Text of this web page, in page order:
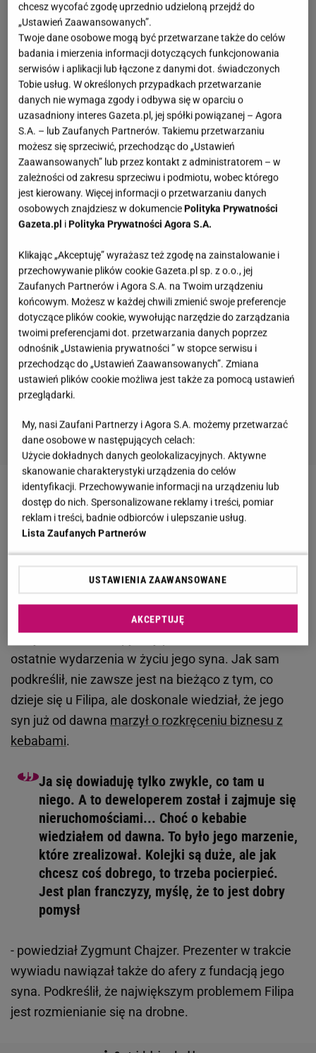
Zobacz wideo Kebab u Chajzera i energetyki od
Buddy? Zrobiliśmy ich test!
Zygmunt Chajzer skomentował sprawę z aferą w
fundacji syna. "Dziwne rzeczy się działy"
odwiedził ostatnio Andrzeja
ostatnie wydarzenia w życiu jego syna. Jak sam
podkreślił, nie zawsze jest na bieżąco z tym, co
dzieje się u Filipa, ale doskonale wiedział, że jego
syn już od dawna marzył o rozkręceniu biznesu z
kebabami.
Ja się dowiaduję tylko zwykle, co tam u
niego. A to deweloperem został i zajmuje się
nieruchomościami... Choć o kebabie
wiedziałem od dawna. To było jego marzenie,
które zrealizował. Kolejki są duże, ale jak
chcesz coś dobrego, to trzeba pocierpieć.
Jest plan franczyzy, myślę, że to jest dobry
pomysł
- powiedział Zygmunt Chajzer. Prezenter w trakcie
wywiadu nawiązał także do afery z fundacją jego
syna. Podkreślił, że największym problemem Filipa
jest rozmienianie się na drobne.
chcesz wycofać zgodę uprzednio udzieloną przejdź do
„Ustawień Zaawansowanych”.
Twoje dane osobowe mogą być przetwarzane także do celów
badania i mierzenia informacji dotyczących funkcjonowania
serwisów i aplikacji lub łączone z danymi dot. świadczonych
Tobie usług. W określonych przypadkach przetwarzanie
danych nie wymaga zgody i odbywa się w oparciu o
uzasadniony interes Gazeta.pl, jej spółki powiązanej – Agora
S.A. – lub Zaufanych Partnerów. Takiemu przetwarzaniu
możesz się sprzeciwić, przechodząc do „Ustawień
Zaawansowanych” lub przez kontakt z administratorem – w
zależności od zakresu sprzeciwu i podmiotu, wobec którego
jest kierowany. Więcej informacji o przetwarzaniu danych
osobowych znajdziesz w dokumenciePolityka Prywatności
Gazeta.pl iPolityka Prywatności Agora S.A.
Klikając „Akceptuję” wyrażasz też zgodę na zainstalowanie i
przechowywanie plików cookie Gazeta.pl sp. z o.o., jej
Zaufanych Partnerów i Agora S.A. na Twoim urządzeniu
końcowym. Możesz w każdej chwili zmienić swoje preferencje
dotyczące plików cookie, wywołując narzędzie do zarządzania
twoimi preferencjami dot. przetwarzania danych poprzez
odnośnik „Ustawienia prywatności ” w stopce serwisu i
przechodząc do „Ustawień Zaawansowanych”. Zmiana
ustawień plików cookie możliwa jest także za pomocą ustawień
przeglądarki.
My, nasi Zaufani Partnerzy i Agora S.A. możemy przetwarzać
dane osobowe w następujących celach:
Użycie dokładnych danych geolokalizacyjnych. Aktywne
skanowanie charakterystyki urządzenia do celów
identyfikacji. Przechowywanie informacji na urządzeniu lub
dostęp do nich. Spersonalizowane reklamy i treści, pomiar
reklam i treści, badnie odbiorców i ulepszanie usług.
Lista Zaufanych Partnerów
USTAWIENIA ZAAWANSOWANE
AKCEPTUJĘ